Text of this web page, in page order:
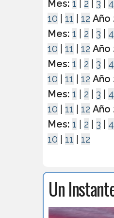
Mes: 1 2 3 4
10 |11 |12 Año
Mes: 1 2 3 4
10 |11 |12 Año
Mes: 1 2 3 4
10 |11 |12 Año
Mes: 1 2 3 4
10 |11 |12 Año
Mes: 1 2 3 4
10 |11 |12
Un